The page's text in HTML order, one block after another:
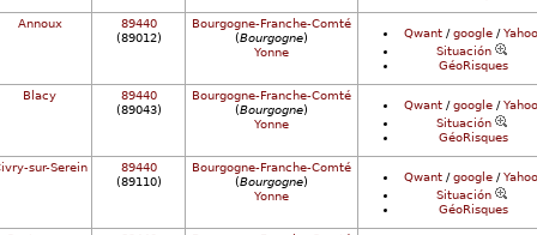
Annoux
89440
(89012)
Bourgogne-Franche-Comté
(Bourgogne)
Yonne
Qwant/google/
Situación
GéoRisques
Blacy
89440
(89043)
Bourgogne-Franche-Comté
(Bourgogne)
Yonne
Qwant/google/
Situación
GéoRisques
sur-Serein
89440
(89110)
Bourgogne-Franche-Comté
(Bourgogne)
Yonne
Qwant/google/
Situación
GéoRisques